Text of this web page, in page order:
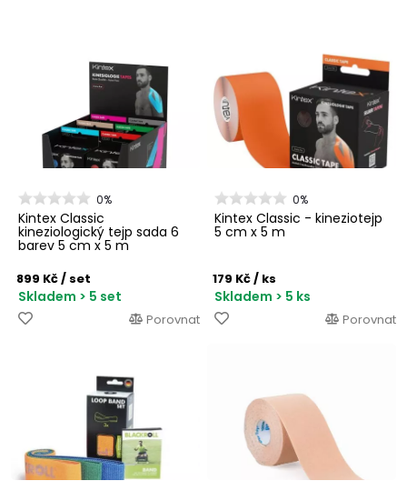
0%
Kintex Classic
kineziologický tejp sada 6
barev 5 cm x 5 m
899 Kč/ set
Skladem > 5 set
Porovnat
0%
Kintex Classic - kineziotejp
5 cm x 5 m
179 Kč/ ks
Skladem > 5 ks
Porovnat